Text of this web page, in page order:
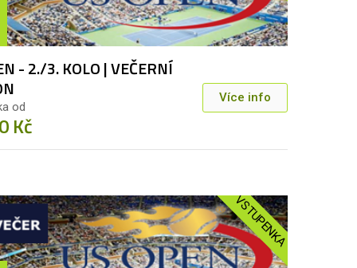
- 2./3. KOLO | VEČERNÍ
od
Kč
Více info
VSTUPENKA